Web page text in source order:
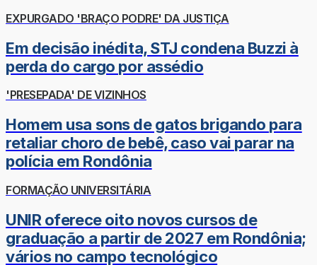
EXPURGADO 'BRAÇO PODRE' DA JUSTIÇA
Em decisão inédita, STJ condena Buzzi à
perda do cargo por assédio
'PRESEPADA' DE VIZINHOS
Homem usa sons de gatos brigando para
retaliar choro de bebê, caso vai parar na
polícia em Rondônia
FORMAÇÃO UNIVERSITÁRIA
UNIR oferece oito novos cursos de
graduação a partir de 2027 em Rondônia;
vários no campo tecnológico